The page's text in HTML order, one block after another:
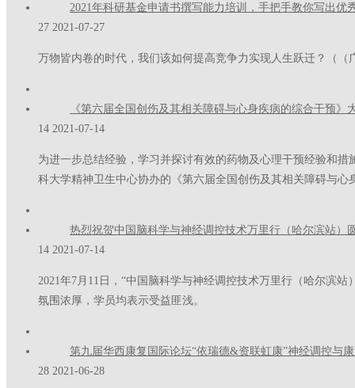
2021年科研基金申请书撰写能力培训，手把手教你写出优
27 2021-07-27
万物皆内卷的时代，我们该如何提高竞争力实现人生跃迁？（（
《第六届全国创伤及其相关障碍与心身疾病的综合干预》
14 2021-07-14
为进一步总结经验，学习并探讨有效的药物及心理干预经验和
科大学精神卫生中心协办的《第六届全国创伤及其相关障碍与
热烈祝贺中国脑科学与神经调控技术万里行（哈尔滨站）
14 2021-07-14
2021年7月11日，“中国脑科学与神经调控技术万里行（哈尔滨
氛围浓厚，学员均表示受益匪浅。
第九届华西康复国际论坛“依瑞德&资联虹康”神经调控与
28 2021-06-28